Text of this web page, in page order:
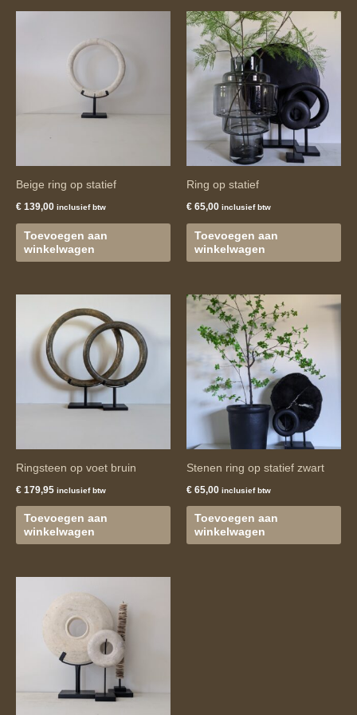
Beige ring op statief
€ 139,00 inclusief btw
Toevoegen aan
winkelwagen
Ring op statief
€ 65,00 inclusief btw
Toevoegen aan
winkelwagen
Ringsteen op voet bruin
€ 179,95 inclusief btw
Toevoegen aan
winkelwagen
Stenen ring op statief zwart
€ 65,00 inclusief btw
Toevoegen aan
winkelwagen